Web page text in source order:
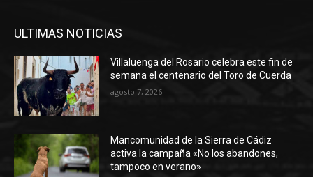
ULTIMAS NOTICIAS
Villaluenga del Rosario celebra este fin de
semana el centenario del Toro de Cuerda
agosto 7, 2026
Mancomunidad de la Sierra de Cádiz
activa la campaña «No los abandones,
tampoco en verano»